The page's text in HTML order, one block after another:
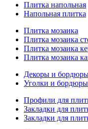
Плитка напольная
Напольная плитка
Плитка мозаика
Плитка мозаика
Плитка мозаика
Плитка мозаика
Декоры и
Уголки и
Профили для
Закладки для
Закладки для